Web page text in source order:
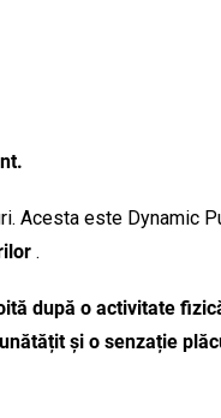
Acesta este Dynamic
.
după o activitate
și o senzație